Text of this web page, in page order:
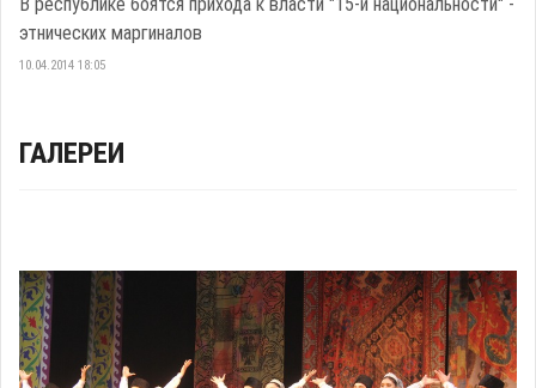
В республике боятся прихода к власти "15-й национальности" -
этнических маргиналов
10.04.2014 18:05
ГАЛЕРЕИ